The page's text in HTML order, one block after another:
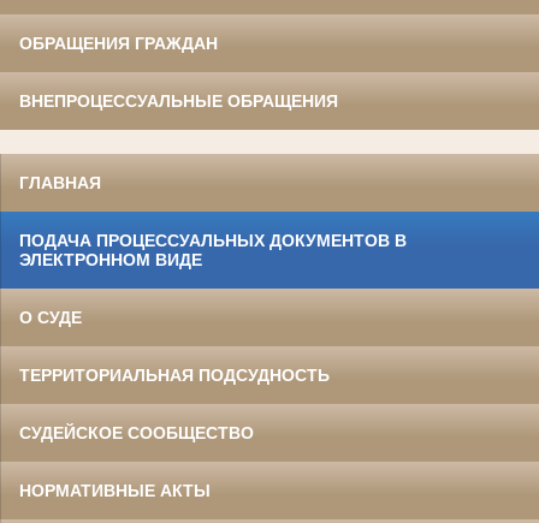
ОБРАЩЕНИЯ ГРАЖДАН
ВНЕПРОЦЕССУАЛЬНЫЕ ОБРАЩЕНИЯ
ГЛАВНАЯ
ПОДАЧА ПРОЦЕССУАЛЬНЫХ ДОКУМЕНТОВ В
ЭЛЕКТРОННОМ ВИДЕ
О СУДЕ
ТЕРРИТОРИАЛЬНАЯ ПОДСУДНОСТЬ
СУДЕЙСКОЕ СООБЩЕСТВО
НОРМАТИВНЫЕ АКТЫ